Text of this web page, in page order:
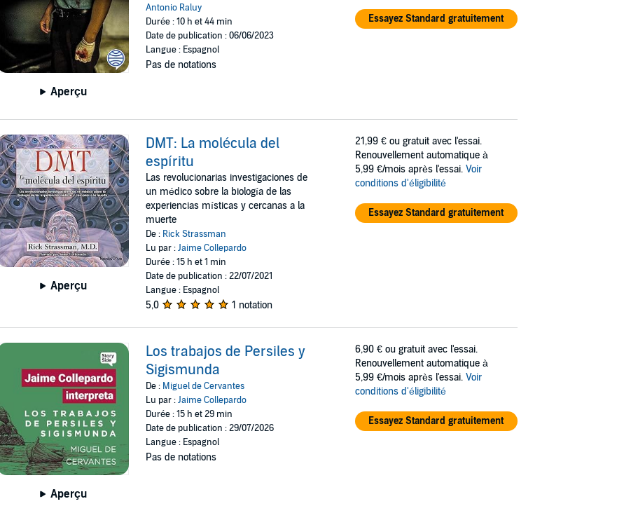
Aperçu
Antonio Raluy
Durée : 10 h et 44 min
Date de publication : 06/06/2023
Langue : Espagnol
Pas de notations
Essayez Standard gratuitement
Aperçu
DMT: La molécula del
espíritu
Las revolucionarias investigaciones de
un médico sobre la biología de las
experiencias místicas y cercanas a la
muerte
De : Rick Strassman
Lu par :Jaime Collepardo
Durée : 15 h et 1 min
Date de publication : 22/07/2021
Langue : Espagnol
5,0 1 notation
21,99 € ou gratuit avec l'essai.
Renouvellement automatique à
5,99 €/mois après l'essai. Voir
conditions d'éligibilité
Essayez Standard gratuitement
Aperçu
Los trabajos de Persiles y
Sigismunda
De : Miguel de Cervantes
Lu par :Jaime Collepardo
Durée : 15 h et 29 min
Date de publication : 29/07/2026
Langue : Espagnol
Pas de notations
6,90 € ou gratuit avec l'essai.
Renouvellement automatique à
5,99 €/mois après l'essai. Voir
conditions d'éligibilité
Essayez Standard gratuitement